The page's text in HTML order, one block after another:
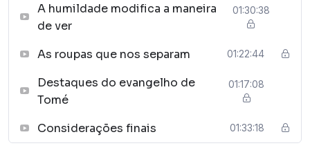
A humildade modifica a maneira
de ver
01:30:38
As roupas que nos separam 01:22:44
Destaques do evangelho de
Tomé
01:17:08
Considerações finais 01:33:18